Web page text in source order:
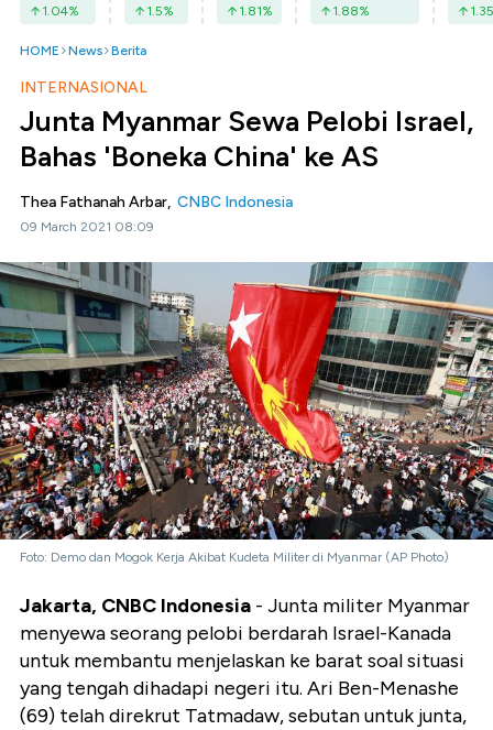
1.04% 1.5% 1.81% 1.88% 1.35
HOME News Berita
INTERNASIONAL
Junta Myanmar Sewa Pelobi Israel,
Bahas 'Boneka China' ke AS
Thea Fathanah Arbar, CNBC Indonesia
09 March 2021 08:09
Foto: Demo dan Mogok Kerja Akibat Kudeta Militer di Myanmar (AP Photo)
Jakarta, CNBC Indonesia - Junta militer Myanmar
menyewa seorang pelobi berdarah Israel-Kanada
untuk membantu menjelaskan ke barat soal situasi
yang tengah dihadapi negeri itu. Ari Ben-Menashe
(69) telah direkrut Tatmadaw, sebutan untuk junta,